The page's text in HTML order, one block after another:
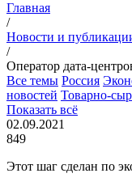
Главная
/
Новости и
/
Оператор дата-
Все темы Россия
новостей Товарно-
Показать всё
02.09.2021
849
Этот шаг сделан по